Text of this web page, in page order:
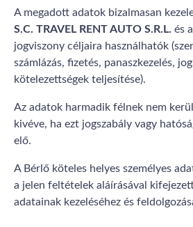
A megadott adatok bizalmasan
S.C. TRAVEL RENT AUTO S.R.L. és
jogviszony céljaira használhatók
számlázás, fizetés, panaszkezelés,
kötelezettségek teljesítése).
Az adatok harmadik félnek nem
kivéve, ha ezt jogszabály vagy
elő.
A Bérlő köteles helyes személyes
a jelen feltételek aláírásával
adatainak kezeléséhez és